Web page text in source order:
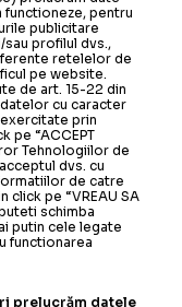
pentru
publicitare
profilul dvs.,
retelelor de
pe website.
de art. 15-22 din
datelor cu caracter
prin
pe “ACCEPT
Tehnologiilor de
dvs. cu
de catre
click pe “VREAU SA
puteti schimba
putin cele legate
functionarea
prelucrăm datele